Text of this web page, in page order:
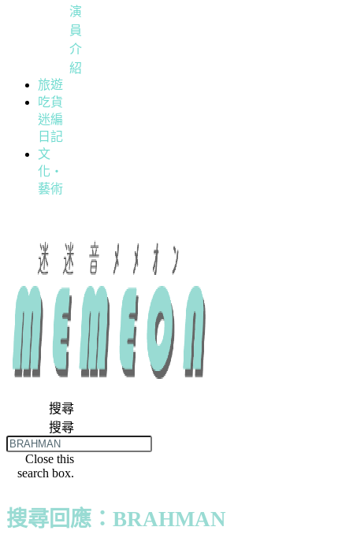
演
員
介
紹
旅遊
吃貨
迷編
日記
文
化・
藝術
搜尋
搜尋
Close this
search box.
搜尋回應：BRAHMAN